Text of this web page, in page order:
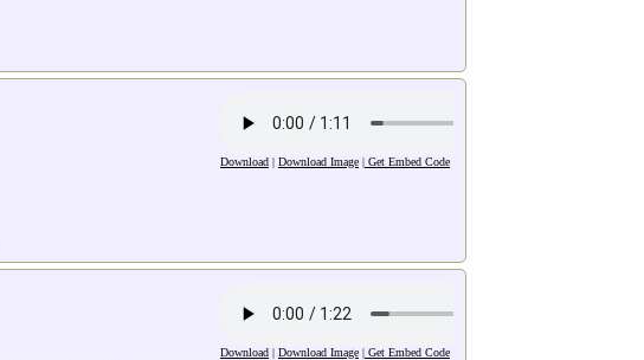
Download | Download Image | Get Embed Code
Download | Download Image | Get Embed Code